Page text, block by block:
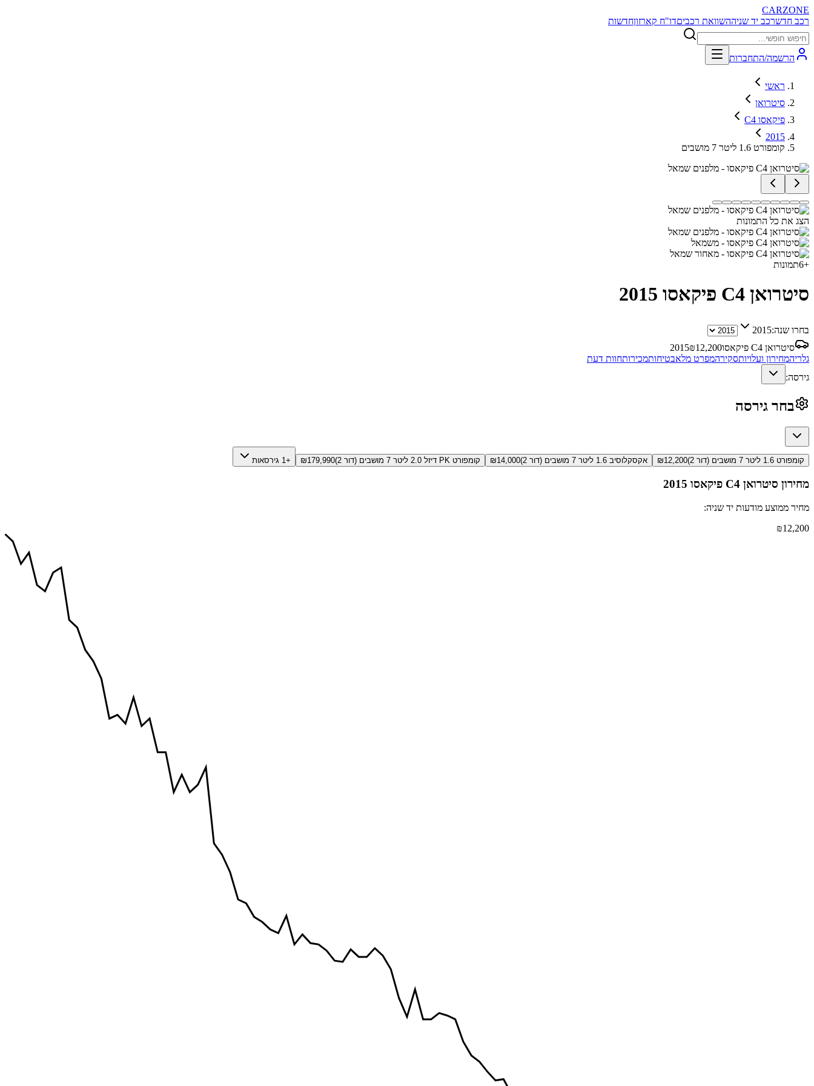
CARZONE
רכב חדשרכב יד שניההשוואת רכביםדו"ח קארזוןחדשות
הרשמה/התחברות
ראשי
סיטרואן
C4 פיקאסו
2015
קומפורט 1.6 ליטר 7 מושבים
הצג את כל התמונות
+
6תמונות
סיטרואן C4 פיקאסו 2015
בחרו שנה:2015
סיטרואן C4 פיקאסו
2015₪12,200
גלריהמחירון ועלויותסקירהמפרט מלאבטיחותמכירותחוות דעת
גירסה:
בחר גירסה
קומפורט 1.6 ליטר 7 מושבים (דור 2) ₪12,200 אקסקלוסיב 1.6 ליטר 7 מושבים (דור 2) ₪14,000 קומפורט PK דיזל 2.0 ליטר 7 מושבים (דור 2) ₪179,990 +1 גירסאות
מחירון סיטרואן C4 פיקאסו 2015
מחיר ממוצע מודעות יד שניה:
₪12,200